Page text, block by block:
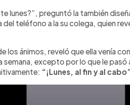
lunes?”, preguntó la también
del teléfono a la su colega, quien
los ánimos, reveló que ella venía
excepto por lo que le pasó
“¡Lunes, al fin y al cabo”